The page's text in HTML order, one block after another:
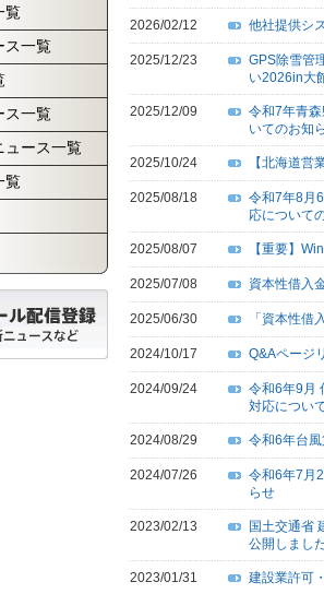
2026/02/12 他社提供シ
2025/12/23
GPS除雪管
い2026in大
2025/12/09
令和7年青
いてのお知
2025/10/24 【北海道営
2025/08/18
令和7年8月
応について
2025/08/07 【重要】
2025/07/08 資本性借入
2025/06/30 「資本性
2024/10/17 Q&Aページ
2024/09/24
令和6年9月
対応につい
2024/08/29 令和6年台
2024/07/26
令和6年7月
らせ
2023/02/13
国土交通省
公開しまし
2023/01/31 建設業許可
覧
ス一覧
ス一覧
ュース一覧
覧